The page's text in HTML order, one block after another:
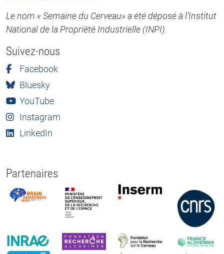
Le nom « Semaine du Cerveau» a été déposé à l’Institut
National de la Propriété Industrielle (INPI).
Suivez-nous
Facebook
Bluesky
YouTube
Instagram
LinkedIn
Partenaires